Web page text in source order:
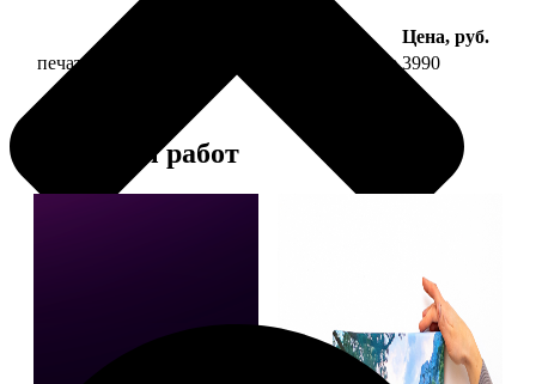
Цена, руб.
печать фото на холсте 40х40 на подрамнике 3990
Примеры работ